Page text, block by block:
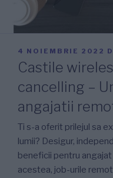
PUBLICAT
PE
4 NOIEMBRIE 2022
Castile
cancelling –
angajatii
Ti s-a oferit prilejul sa
lumii? Desigur,
beneficii pentru
acestea, job-urile